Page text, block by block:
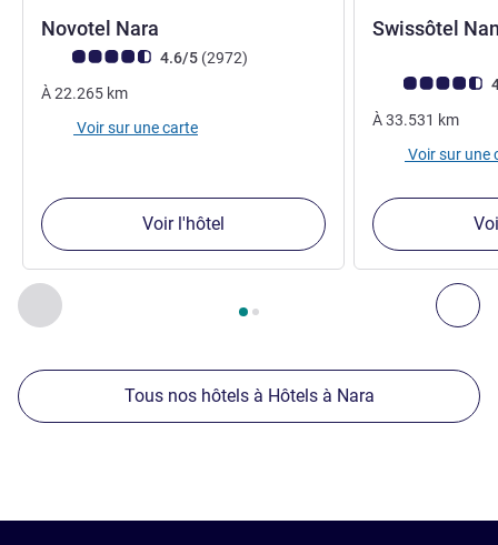
Précédent - Nos autres établissements à proximité
Page , Nos autres établissements à proximité 1 :,
Novotel Nara
Note Avis clients (Note ALL)
4.6/5 (2972avis
)
À22.265 km
Voir sur une carte
Voir l'hôtel
Swissôtel
Note Avis clients
À33.531 km
Voir sur une
Tous nos hôtels à Hôtels à Nara